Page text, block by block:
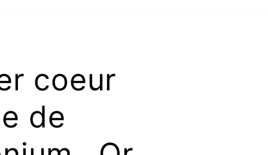
é
g
coeur
de